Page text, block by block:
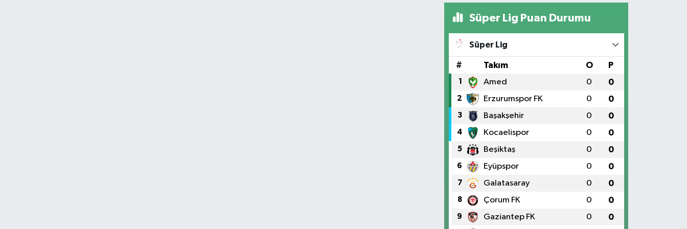
Süper Lig Puan Durumu
Süper Lig
# Takım O P
1 Amed 0 0
2 Erzurumspor FK 0 0
3 Başakşehir 0 0
4 Kocaelispor 0 0
5 Beşiktaş 0 0
6 Eyüpspor 0 0
7 Galatasaray 0 0
8 Çorum FK 0 0
9 Gaziantep FK 0 0